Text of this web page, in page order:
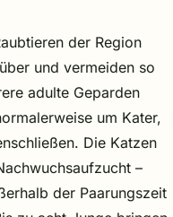
der Region
und vermeiden so
adulte Geparden
um Kater,
Die Katzen
–
der Paarungszeit